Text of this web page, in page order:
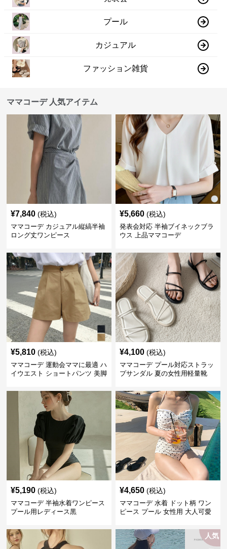
プール
カジュアル
ファッション雑貨
ママコーデ 人気アイテム
¥7,840 (税込)
ママコーデ カジュアル縦縞半袖
ロング丈ワンピース
¥5,660 (税込)
発表会対応 半袖ブイネックブラ
ウス 上品ママコーデ
¥5,810 (税込)
ママコーデ 運動会ママに最適 ハ
イウエスト ショートパンツ 美脚
¥4,100 (税込)
ママコーデ プール対応ストラッ
プサンダル 夏の女性用軽量靴
¥5,190 (税込)
ママコーデ 半袖水着ワンピース
プール用レディース黒
¥4,650 (税込)
ママコーデ 水着 ドット柄 ワン
ピース プール 女性用 大人可愛
人気